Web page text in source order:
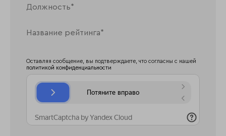
Оставляя сообщение, вы подтверждаете, что согласны с нашей
политикой конфиденциальности